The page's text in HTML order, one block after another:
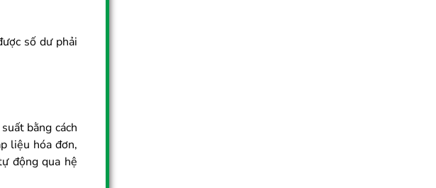
số dư phải
bằng cách
liệu hóa đơn,
động qua hệ